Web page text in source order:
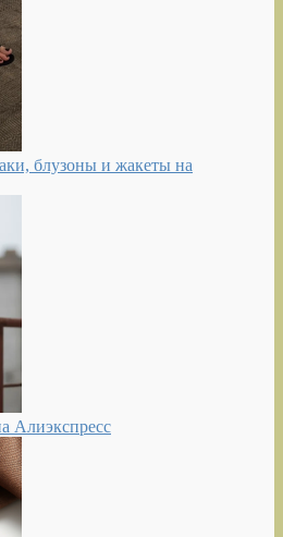
блузоны и жакеты на
Алиэкспресс